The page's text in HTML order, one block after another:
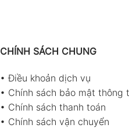
CHÍNH SÁCH CHUNG
•Điều khoản dịch vụ
• Chính sách bảo mật thông
• Chính sách thanh toán
• Chính sách vận chuyển